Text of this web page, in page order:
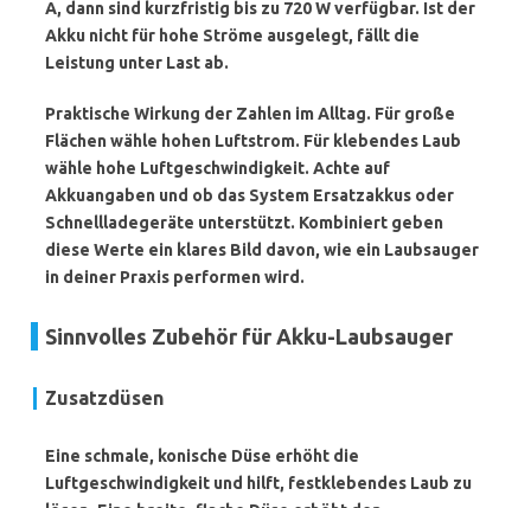
A, dann sind kurzfristig bis zu 720 W verfügbar. Ist der
Akku nicht für hohe Ströme ausgelegt, fällt die
Leistung unter Last ab.
Praktische Wirkung der Zahlen im Alltag. Für große
Flächen wähle hohen Luftstrom. Für klebendes Laub
wähle hohe Luftgeschwindigkeit. Achte auf
Akkuangaben und ob das System Ersatzakkus oder
Schnellladegeräte unterstützt. Kombiniert geben
diese Werte ein klares Bild davon, wie ein Laubsauger
in deiner Praxis performen wird.
Sinnvolles Zubehör für Akku-Laubsauger
Zusatzdüsen
Eine schmale, konische Düse erhöht die
Luftgeschwindigkeit und hilft, festklebendes Laub zu